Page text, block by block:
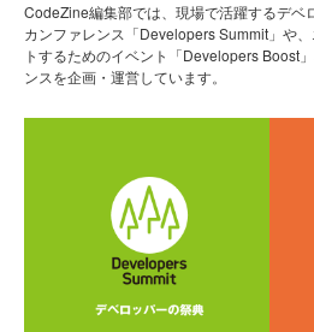
CodeZine編集部では、現場で活躍するデベ
カンファレンス「Developers Summit」や
トするためのイベント「Developers Boost
ンスを企画・運営しています。